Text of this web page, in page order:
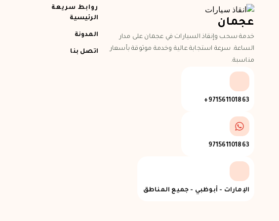
عجمان
خدمة سحب وإنقاذ السيارات في عجمان على مدار
الساعة. سرعة استجابة عالية وخدمة موثوقة بأسعار
مناسبة.
971561101863+
971561101863
الإمارات - أبوظبي - جميع المناطق
روابط سريعة
الرئيسية
المدونة
اتصل بنا